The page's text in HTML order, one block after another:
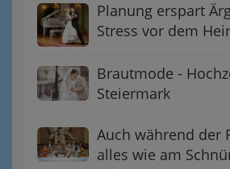
Planung erspart
Stress vor dem
Brautmode -
Steiermark
Auch während der
alles wie am